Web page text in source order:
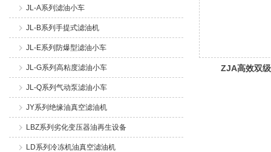
JL-A系列滤油小车
JL-B系列手提式滤油机
JL-E系列防爆型滤油小车
JL-G系列高粘度滤油小车
JL-Q系列气动泵滤油小车
JY系列绝缘油真空滤油机
LBZ系列劣化变压器油再生设备
LD系列冷冻机油真空滤油机
ZJA高效双